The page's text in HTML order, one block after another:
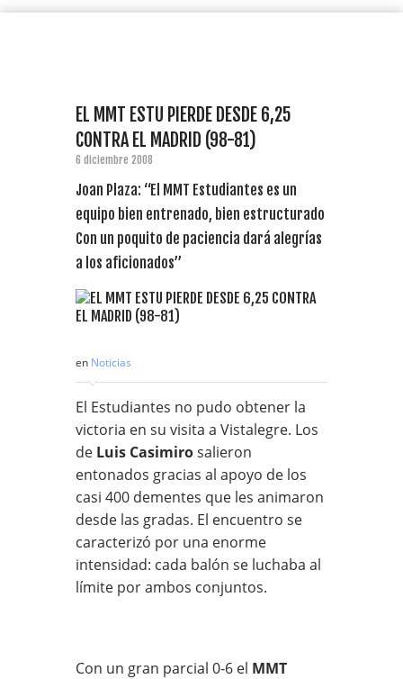
EL MMT ESTU PIERDE DESDE 6,25
CONTRA EL MADRID (98-81)
6 diciembre 2008
Joan Plaza: “El MMT Estudiantes es un
equipo bien entrenado, bien estructurado
Con un poquito de paciencia dará alegrías
a los aficionados”
en Noticias
El Estudiantes no pudo obtener la
victoria en su visita a Vistalegre. Los
de Luis Casimirosalieron
entonados gracias al apoyo de los
casi 400 dementes que les animaron
desde las gradas. El encuentro se
caracterizó por una enorme
intensidad: cada balón se luchaba al
límite por ambos conjuntos.
Con un gran parcial 0-6 el MMT